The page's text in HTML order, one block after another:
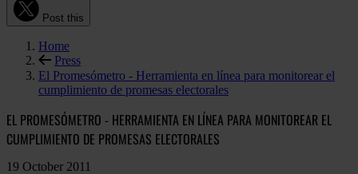
Post this
Home
Press
El Promesómetro - Herramienta en línea para monitorear el
cumplimiento de promesas electorales
EL PROMESÓMETRO - HERRAMIENTA EN LÍNEA PARA MONITOREAR EL
CUMPLIMIENTO DE PROMESAS ELECTORALES
19 October 2011